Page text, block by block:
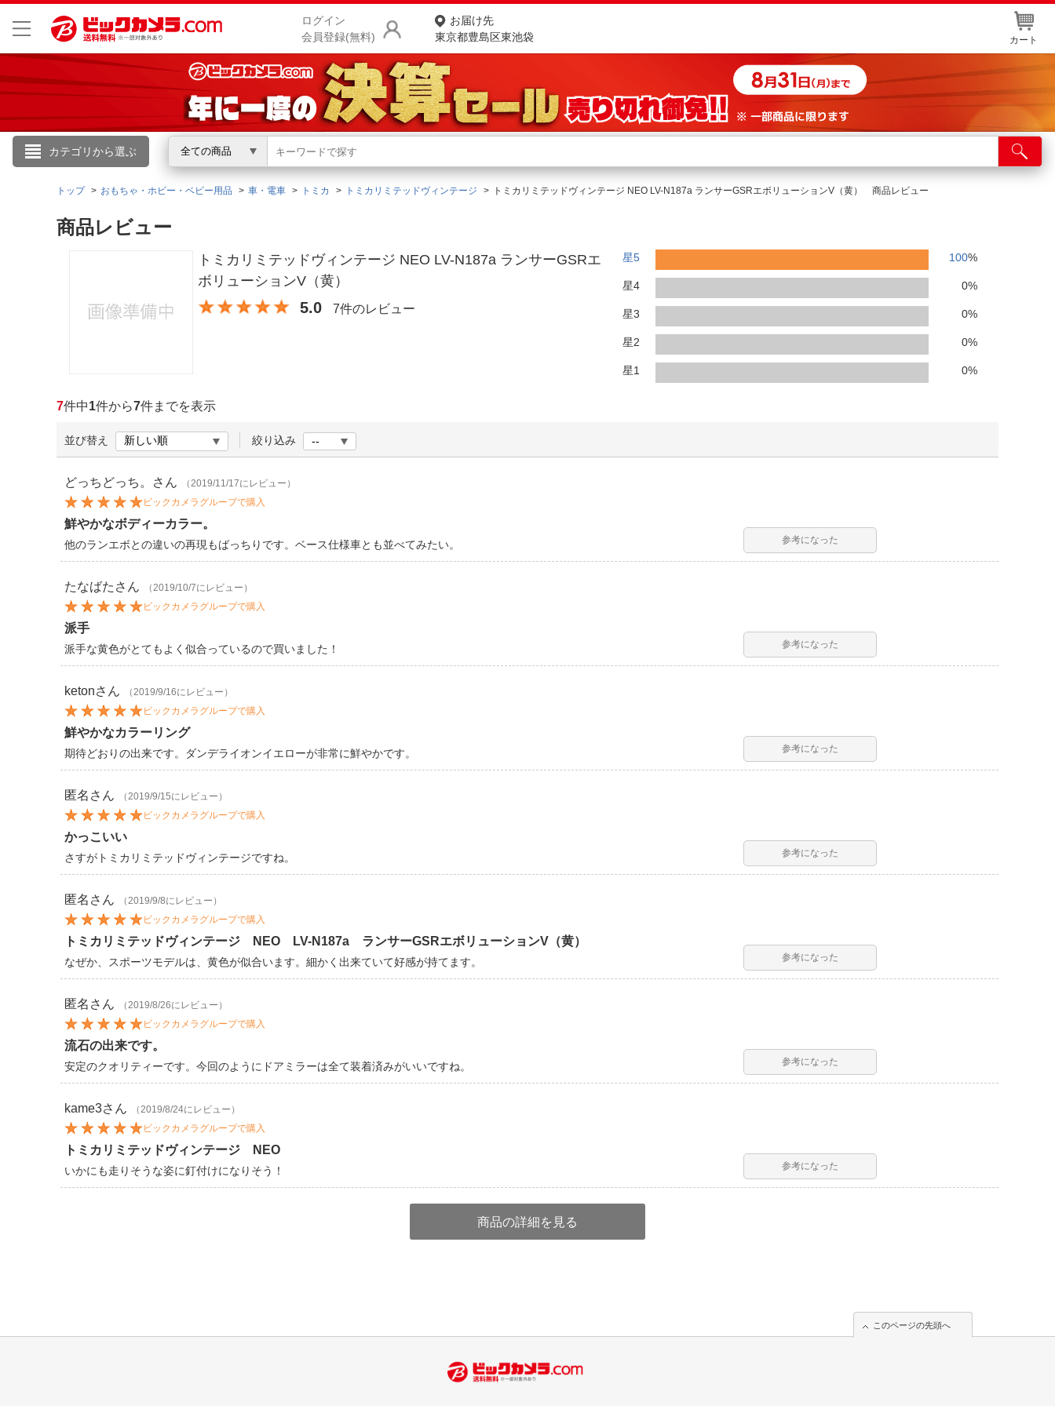
ログイン
会員登録(無料)
お届け先
東京都豊島区東池袋
カート
カテゴリから選ぶ 全ての商品
こんにちは
ログイン
新規会員登録
お買いもの履歴
お知らせ
商品をさがす
ランキングからさがす
店舗サービス
ネット取り置き
法人窓口
IR情報
トップ おもちゃ・ホビー・ベビー用品 車・電車 トミカ トミカリミテッドヴィンテージ トミカリミテッドヴィンテージ NEO LV-N187a ランサーGSRエボリューションV（黄） 商品レビュー
商品レビュー
トミカリミテッドヴィンテージ NEO LV-N187a ランサーGSRエ
ボリューションV（黄）
5.0 7件のレビュー
星5 100%
星4 0%
星3 0%
星2 0%
星1 0%
7件中1件から7件までを表示
並び替え 絞り込み
どっちどっち。 さん
（2019/11/17にレビュー）
ビックカメラグループで購入
鮮やかなボディーカラー。
他のランエボとの違いの再現もばっちりです。ベース仕様車とも並べてみたい。 参考になった
たなばた さん
（2019/10/7にレビュー）
ビックカメラグループで購入
派手
派手な黄色がとてもよく似合っているので買いました！ 参考になった
ketonさん
（2019/9/16にレビュー）
ビックカメラグループで購入
鮮やかなカラーリング
期待どおりの出来です。ダンデライオンイエローが非常に鮮やかです。 参考になった
匿名 さん
（2019/9/15にレビュー）
ビックカメラグループで購入
かっこいい
さすがトミカリミテッドヴィンテージですね。 参考になった
匿名 さん
（2019/9/8にレビュー）
ビックカメラグループで購入
トミカリミテッドヴィンテージ NEO LV-N187a ランサーGSRエボリューションV（黄）
なぜか、スポーツモデルは、黄色が似合います。細かく出来ていて好感が持てます。 参考になった
匿名 さん
（2019/8/26にレビュー）
ビックカメラグループで購入
流石の出来です。
安定のクオリティーです。今回のようにドアミラーは全て装着済みがいいですね。 参考になった
kame3さん
（2019/8/24にレビュー）
ビックカメラグループで購入
トミカリミテッドヴィンテージ NEO
いかにも走りそうな姿に釘付けになりそう！ 参考になった
商品の詳細を見る
このページの先頭へ
このページの先頭へ